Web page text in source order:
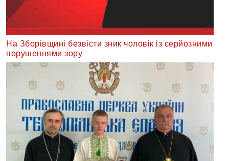
На Зборівщині безвісти зник чоловік із серйозними
порушеннями зору